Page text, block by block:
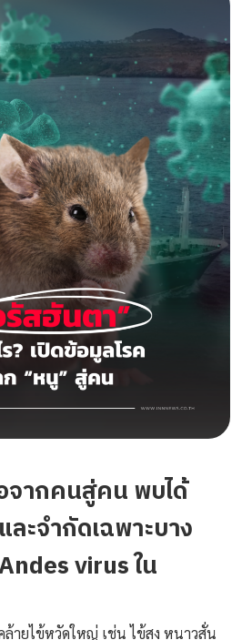
ากคนสู่คน พบได้
ะจำกัดเฉพาะบาง
virus ใน
ยไข้หวัดใหญ่ เช่น ไข้สูง หนาวสั่น